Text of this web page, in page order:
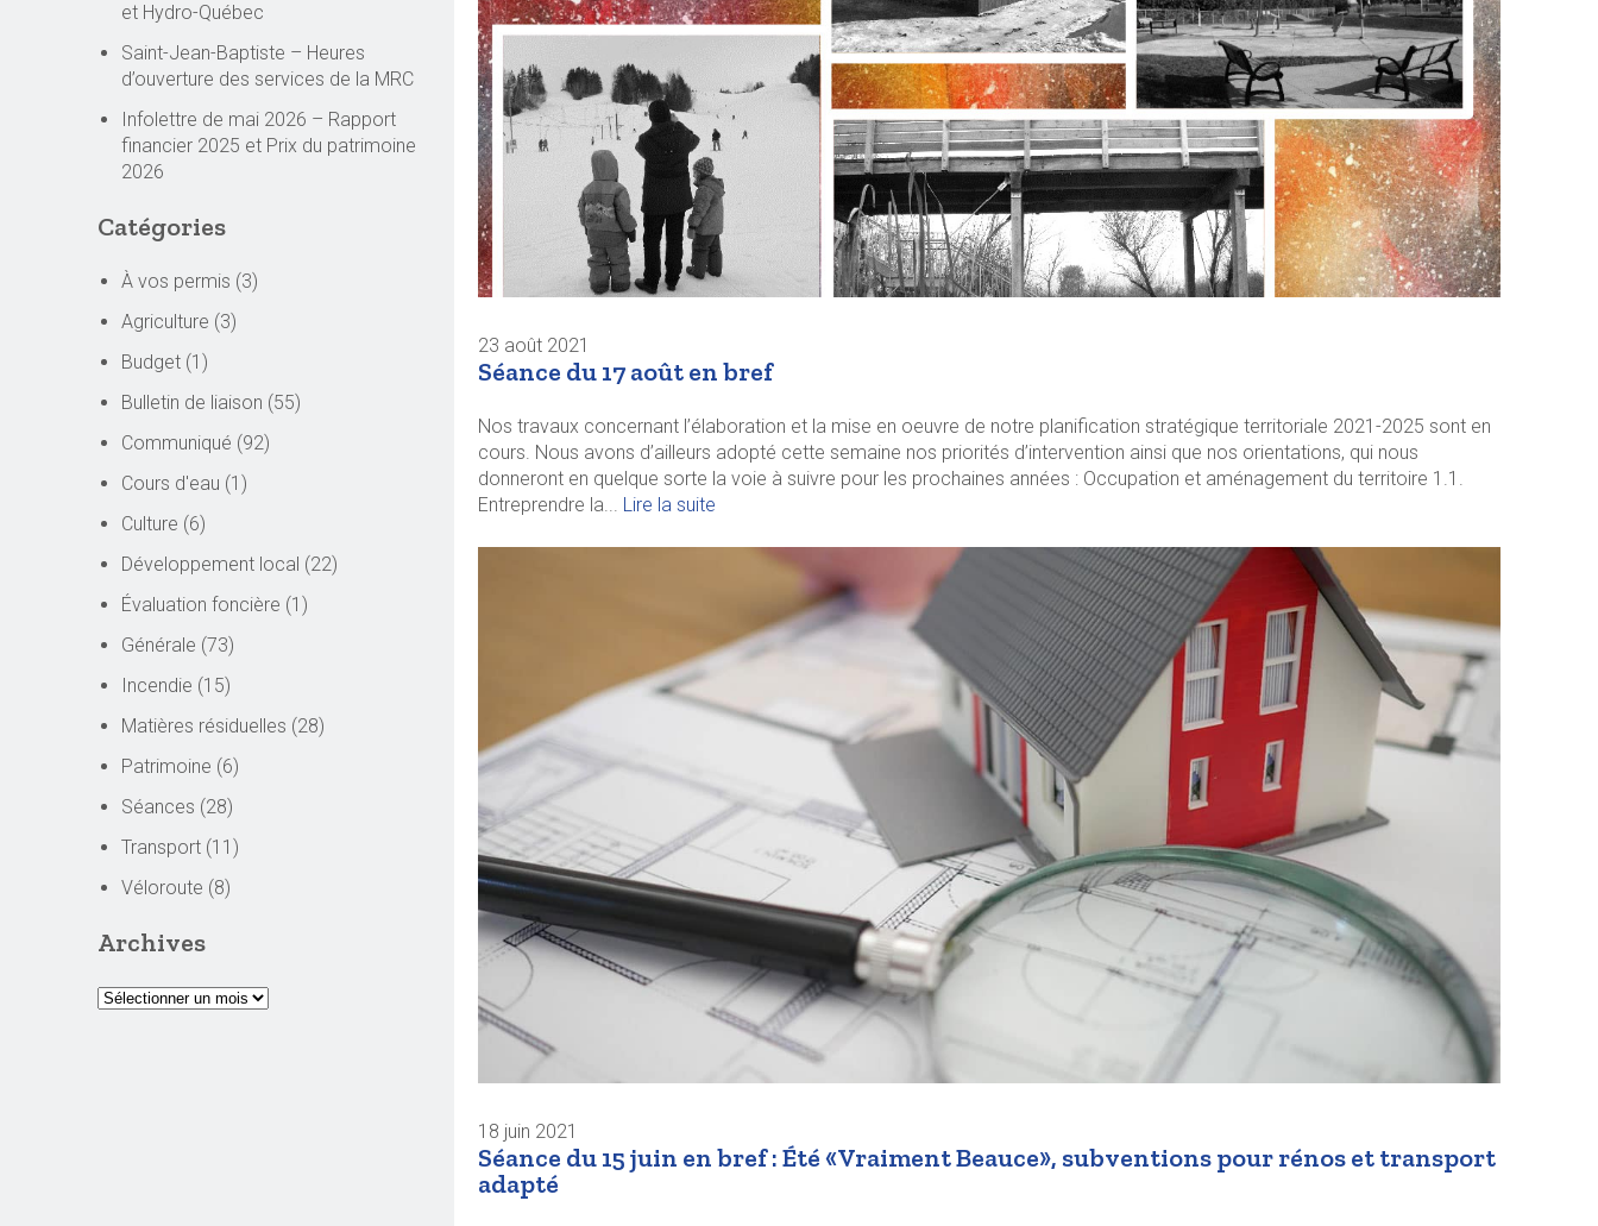
et Hydro-Québec
Saint-Jean-Baptiste – Heures
d’ouverture des services de la MRC
Infolettre de mai 2026 – Rapport
financier 2025 et Prix du patrimoine
2026
Catégories
À vos permis (3)
Agriculture (3)
Budget (1)
Bulletin de liaison (55)
Communiqué (92)
Cours d'eau (1)
Culture (6)
Développement local (22)
Évaluation foncière (1)
Générale (73)
Incendie (15)
Matières résiduelles (28)
Patrimoine (6)
Séances (28)
Transport (11)
Véloroute (8)
Archives
23 août 2021
Séance du 17 août en bref
Nos travaux concernant l’élaboration et la mise en oeuvre de notre planification stratégique territoriale 2021-2025 sont en
cours. Nous avons d’ailleurs adopté cette semaine nos priorités d’intervention ainsi que nos orientations, qui nous
donneront en quelque sorte la voie à suivre pour les prochaines années : Occupation et aménagement du territoire 1.1.
Entreprendre la... Lire la suite
18 juin 2021
Séance du 15 juin en bref : Été «Vraiment Beauce», subventions pour rénos et transport
adapté